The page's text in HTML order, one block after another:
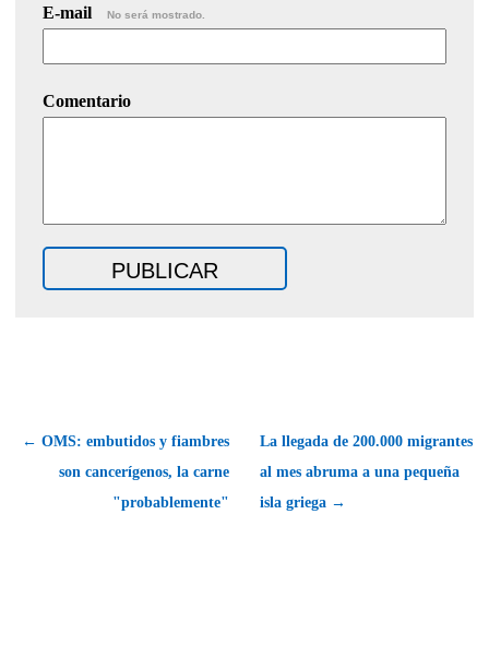
E-mail No será mostrado.
Comentario
← OMS: embutidos y fiambres
son cancerígenos, la carne
"probablemente"
La llegada de 200.000 migrantes
al mes abruma a una pequeña
isla griega →